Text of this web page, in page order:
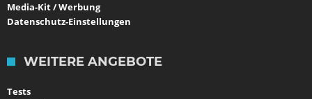
Media-Kit / Werbung
Datenschutz-Einstellungen
WEITERE ANGEBOTE
Tests